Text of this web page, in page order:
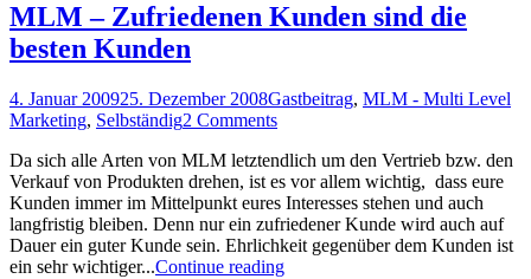
MLM – Zufriedenen Kunden sind die
besten Kunden
4. Januar 200925. Dezember 2008Gastbeitrag, MLM - Multi Level
Marketing, Selbständig2 Comments
Da sich alle Arten von MLM letztendlich um den Vertrieb bzw. den
Verkauf von Produkten drehen, ist es vor allem wichtig, dass eure
Kunden immer im Mittelpunkt eures Interesses stehen und auch
langfristig bleiben. Denn nur ein zufriedener Kunde wird auch auf
Dauer ein guter Kunde sein. Ehrlichkeit gegenüber dem Kunden ist
ein sehr wichtiger...Continue reading